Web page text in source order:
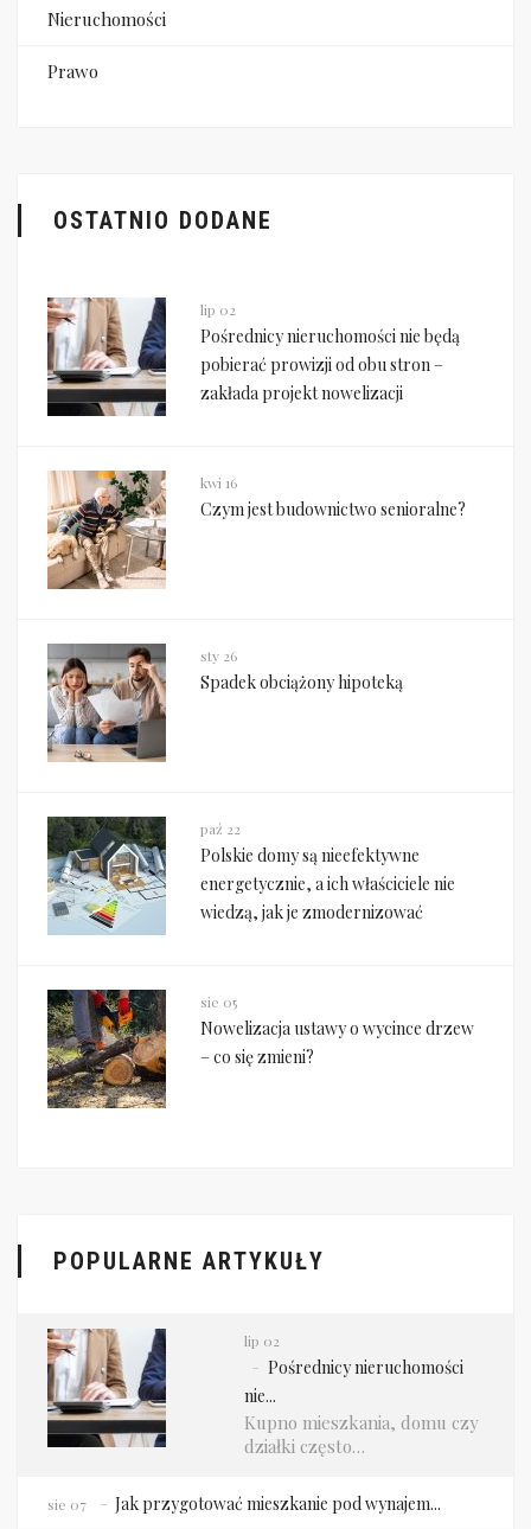
Nieruchomości
Prawo
OSTATNIO DODANE
lip 02
Pośrednicy nieruchomości nie będą
pobierać prowizji od obu stron –
zakłada projekt nowelizacji
kwi 16
Czym jest budownictwo senioralne?
sty 26
Spadek obciążony hipoteką
paź 22
Polskie domy są nieefektywne
energetycznie, a ich właściciele nie
wiedzą, jak je zmodernizować
sie 05
Nowelizacja ustawy o wycince drzew
– co się zmieni?
POPULARNE ARTYKUŁY
lip 02
Pośrednicy nieruchomości
nie...
Kupno mieszkania, domu czy
działki często…
sie 07 Jak przygotować mieszkanie pod wynajem...